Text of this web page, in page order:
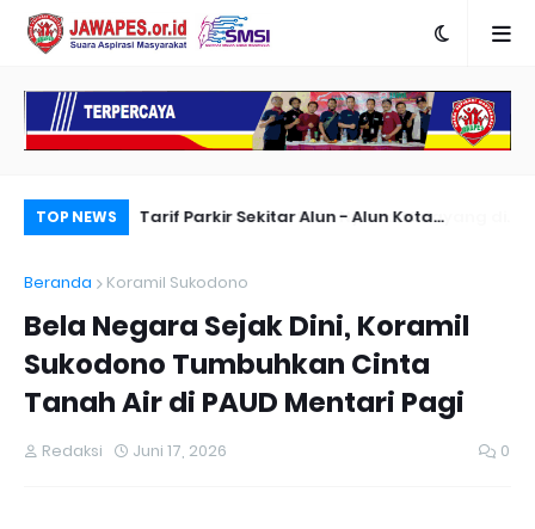
TOP NEWS
di
Tarif Parkir Sekitar Alun - Alun Kota
Beranda
Koramil Sukodono
Bela Negara Sejak Dini, Koramil
Sukodono Tumbuhkan Cinta
Tanah Air di PAUD Mentari Pagi
Redaksi Juni 17, 2026 0